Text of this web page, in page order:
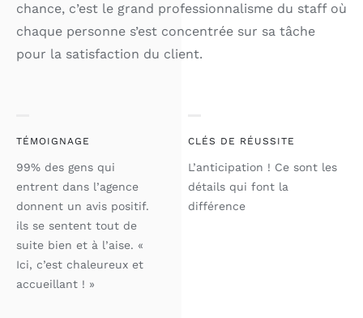
chance, c’est le grand professionnalisme du staff où
chaque personne s’est concentrée sur sa tâche
pour la satisfaction du client.
TÉMOIGNAGE
99% des gens qui
entrent dans l’agence
donnent un avis positif.
ils se sentent tout de
suite bien et à l’aise. «
Ici, c’est chaleureux et
accueillant ! »
CLÉS DE RÉUSSITE
L’anticipation ! Ce sont les
détails qui font la
différence